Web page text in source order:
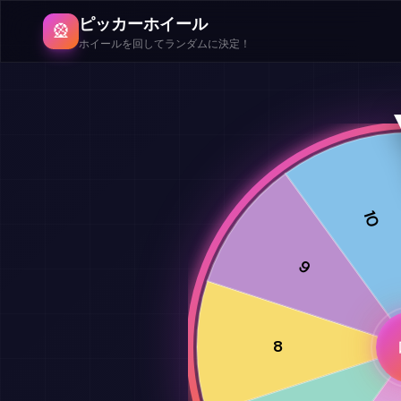
🎡 ピッカーホイール
ホイールを回してランダムに決定！
8
9
10